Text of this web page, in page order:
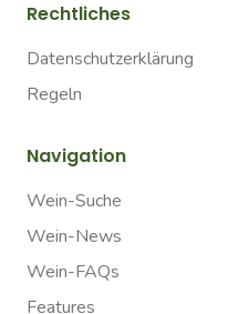
Rechtliches
Datenschutzerklärung
Regeln
Navigation
Wein-Suche
Wein-News
Wein-FAQs
Features